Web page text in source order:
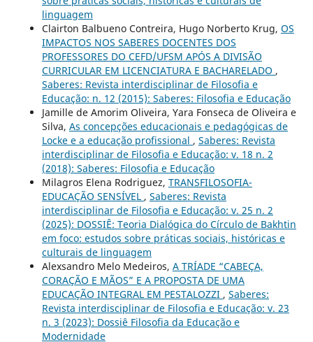
linguagem
Clairton Balbueno Contreira, Hugo Norberto Krug, OS
IMPACTOS NOS SABERES DOCENTES DOS
PROFESSORES DO CEFD/UFSM APÓS A DIVISÃO
CURRICULAR EM LICENCIATURA E BACHARELADO ,
Saberes: Revista interdisciplinar de Filosofia e
Educação: n. 12 (2015): Saberes: Filosofia e Educação
Jamille de Amorim Oliveira, Yara Fonseca de Oliveira e
Silva, As concepções educacionais e pedagógicas de
Locke e a educação profissional , Saberes: Revista
interdisciplinar de Filosofia e Educação: v. 18 n. 2
(2018): Saberes: Filosofia e Educação
Milagros Elena Rodriguez, TRANSFILOSOFIA-
EDUCAÇÃO SENSÍVEL , Saberes: Revista
interdisciplinar de Filosofia e Educação: v. 25 n. 2
(2025): DOSSIÊ: Teoria Dialógica do Círculo de Bakhtin
em foco: estudos sobre práticas sociais, históricas e
culturais de linguagem
Alexsandro Melo Medeiros, A TRÍADE “CABEÇA,
CORAÇÃO E MÃOS” E A PROPOSTA DE UMA
EDUCAÇÃO INTEGRAL EM PESTALOZZI , Saberes:
Revista interdisciplinar de Filosofia e Educação: v. 23
n. 3 (2023): Dossiê Filosofia da Educação e
Modernidade